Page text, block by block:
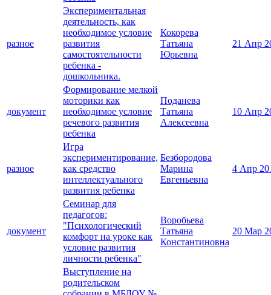
разное
Экспериментальная
деятельность, как
необходимое условие
развития
самостоятельности
ребенка -
дошкольника.
Кокорева
Татьяна
Юрьевна
21 Апр
документ
Формирование мелкой
моторики как
необходимое условие
речевого развития
ребенка
Поданева
Татьяна
Алексеевна
10 Апр
разное
Игра
экспериментирование,
как средство
интеллектуального
развития ребенка
Безбородова
Марина
Евгеньевна
4 Апр
документ
Семинар для
педагогов:
"Психологический
комфорт на уроке как
условие развития
личности ребенка"
Воробьева
Татьяна
Константиновна
20 Мар
Выступление на
родительском